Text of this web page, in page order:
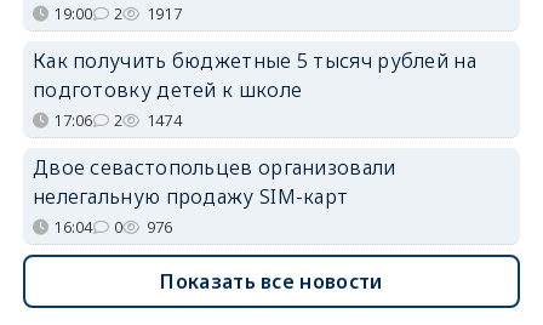
19:00 2 1917
Как получить бюджетные 5 тысяч рублей на
подготовку детей к школе
17:06 2 1474
Двое севастопольцев организовали
нелегальную продажу SIM-карт
16:04 0 976
Показать все новости